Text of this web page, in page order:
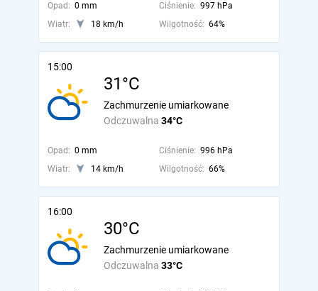
Opad: 0 mm Ciśnienie: 997 hPa
Wiatr:
18 km/h Wilgotność: 64%
15:00
31°C
Odczuwalna 34°C
Zachmurzenie umiarkowane
Opad: 0 mm Ciśnienie: 996 hPa
Wiatr:
14 km/h Wilgotność: 66%
16:00
30°C
Odczuwalna 33°C
Zachmurzenie umiarkowane